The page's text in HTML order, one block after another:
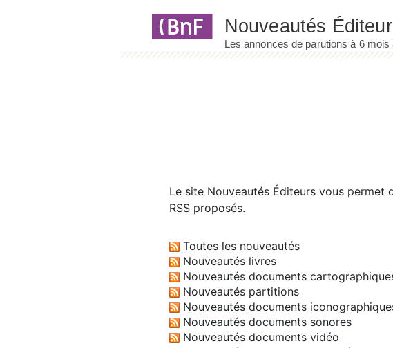
Le site Nouveautés Éditeurs vous permet
RSS proposés.
Toutes les nouveautés
Nouveautés livres
Nouveautés documents
Nouveautés partitions
Nouveautés documents
Nouveautés documents sonores
Nouveautés documents vidéo